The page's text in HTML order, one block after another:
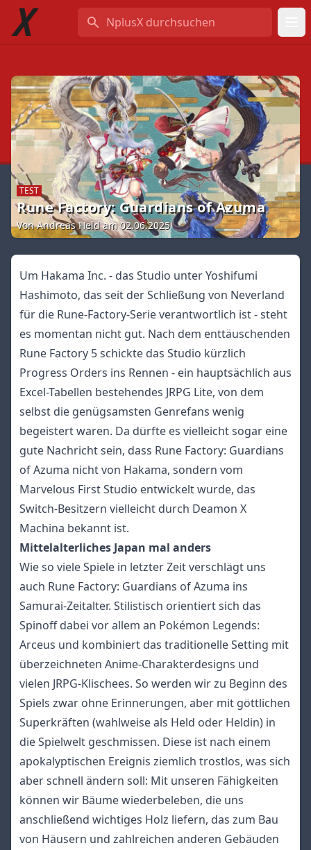
NplusX durchsuchen
TEST
Rune Factory: Guardians of Azuma
Von Andreas Held am 02.06.2025
Um Hakama Inc. - das Studio unter Yoshifumi
Hashimoto, das seit der Schließung von Neverland
für die Rune-Factory-Serie verantwortlich ist - steht
es momentan nicht gut. Nach dem enttäuschenden
Rune Factory 5 schickte das Studio kürzlich
Progress Orders ins Rennen - ein hauptsächlich aus
Excel-Tabellen bestehendes JRPG Lite, von dem
selbst die genügsamsten Genrefans wenig
begeistert waren. Da dürfte es vielleicht sogar eine
gute Nachricht sein, dass Rune Factory: Guardians
of Azuma nicht von Hakama, sondern vom
Marvelous First Studio entwickelt wurde, das
Switch-Besitzern vielleicht durch Deamon X
Machina bekannt ist.
Mittelalterliches Japan mal anders
Wie so viele Spiele in letzter Zeit verschlägt uns
auch Rune Factory: Guardians of Azuma ins
Samurai-Zeitalter. Stilistisch orientiert sich das
Spinoff dabei vor allem an Pokémon Legends:
Arceus und kombiniert das traditionelle Setting mit
überzeichneten Anime-Charakterdesigns und
vielen JRPG-Klischees. So werden wir zu Beginn des
Spiels zwar ohne Erinnerungen, aber mit göttlichen
Superkräften (wahlweise als Held oder Heldin) in
die Spielwelt geschmissen. Diese ist nach einem
apokalyptischen Ereignis ziemlich trostlos, was sich
aber schnell ändern soll: Mit unseren Fähigkeiten
können wir Bäume wiederbeleben, die uns
anschließend wichtiges Holz liefern, das zum Bau
von Häusern und zahlreichen anderen Gebäuden